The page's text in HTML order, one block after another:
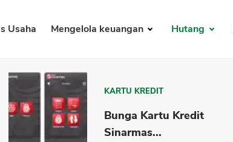
Usaha Mengelola keuangan Hutang
KARTU KREDIT
Bunga Kartu Kredit
Sinarmas...